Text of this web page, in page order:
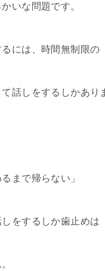
いな問題です。
には、時間無制限の
話しをするしかあり
まで帰らない」
をするしか歯止めは